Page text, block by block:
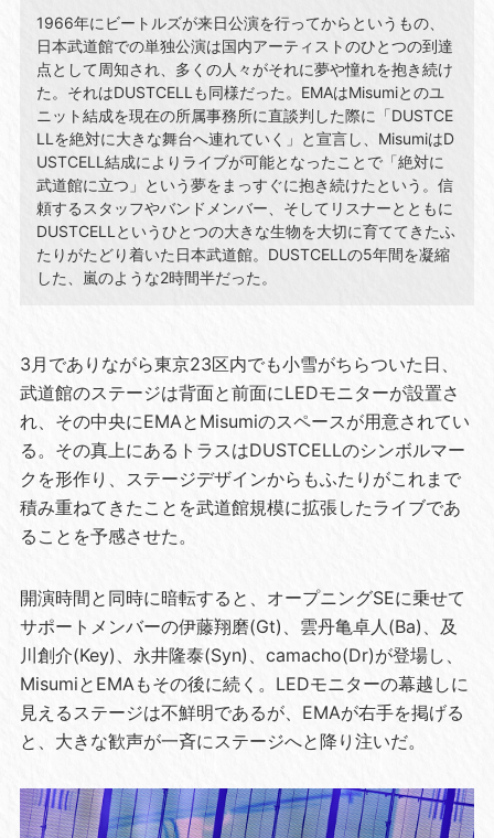
1966年にビートルズが来日公演を行ってからというもの、
日本武道館での単独公演は国内アーティストのひとつの到達
点として周知され、多くの人々がそれに夢や憧れを抱き続け
た。それはDUSTCELLも同様だった。EMAはMisumiとのユ
ニット結成を現在の所属事務所に直談判した際に「DUSTCE
LLを絶対に大きな舞台へ連れていく」と宣言し、MisumiはD
USTCELL結成によりライブが可能となったことで「絶対に
武道館に立つ」という夢をまっすぐに抱き続けたという。信
頼するスタッフやバンドメンバー、そしてリスナーとともに
DUSTCELLというひとつの大きな生物を大切に育ててきたふ
たりがたどり着いた日本武道館。DUSTCELLの5年間を凝縮
した、嵐のような2時間半だった。
3月でありながら東京23区内でも小雪がちらついた日、
武道館のステージは背面と前面にLEDモニターが設置さ
れ、その中央にEMAとMisumiのスペースが用意されてい
る。その真上にあるトラスはDUSTCELLのシンボルマー
クを形作り、ステージデザインからもふたりがこれまで
積み重ねてきたことを武道館規模に拡張したライブであ
ることを予感させた。
開演時間と同時に暗転すると、オープニングSEに乗せて
サポートメンバーの伊藤翔磨(Gt)、雲丹亀卓人(Ba)、及
川創介(Key)、永井隆泰(Syn)、camacho(Dr)が登場し、
MisumiとEMAもその後に続く。LEDモニターの幕越しに
見えるステージは不鮮明であるが、EMAが右手を掲げる
と、大きな歓声が一斉にステージへと降り注いだ。